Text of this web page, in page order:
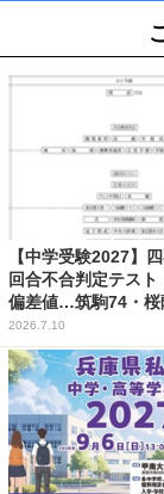
【中学受験2027】
回合不合判定テスト
偏差値…筑駒74・桜
2026.7.10